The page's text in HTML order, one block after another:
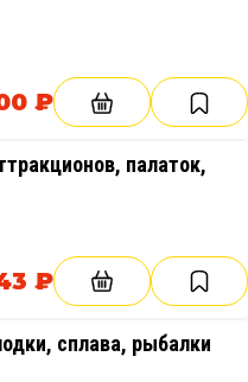
₽
палаток,
₽
спасжилет для лодки «Экстрим» для лодки, сплава, рыбалки